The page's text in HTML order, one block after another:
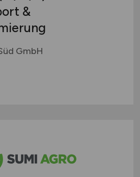
&
GmbH